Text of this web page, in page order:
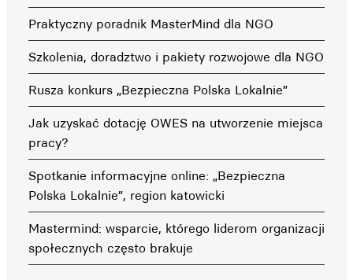
Praktyczny poradnik MasterMind dla NGO
Szkolenia, doradztwo i pakiety rozwojowe dla NGO
Rusza konkurs „Bezpieczna Polska Lokalnie”
Jak uzyskać dotację OWES na utworzenie miejsca
pracy?
Spotkanie informacyjne online: „Bezpieczna
Polska Lokalnie”, region katowicki
Mastermind: wsparcie, którego liderom organizacji
społecznych często brakuje